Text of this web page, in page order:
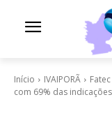
Início IVAIPORÃ
com 69% das indicações